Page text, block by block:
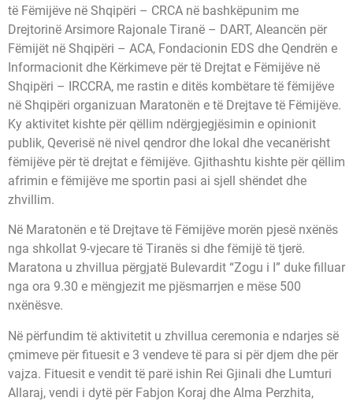
të Fëmijëve në Shqipëri – CRCA në bashkëpunim me
Drejtorinë Arsimore Rajonale Tiranë – DART, Aleancën për
Fëmijët në Shqipëri – ACA, Fondacionin EDS dhe Qendrën e
Informacionit dhe Kërkimeve për të Drejtat e Fëmijëve në
Shqipëri – IRCCRA, me rastin e ditës kombëtare të fëmijëve
në Shqipëri organizuan Maratonën e të Drejtave të Fëmijëve.
Ky aktivitet kishte për qëllim ndërgjegjësimin e opinionit
publik, Qeverisë në nivel qendror dhe lokal dhe vecanërisht
fëmijëve për të drejtat e fëmijëve. Gjithashtu kishte për qëllim
afrimin e fëmijëve me sportin pasi ai sjell shëndet dhe
zhvillim.
Në Maratonën e të Drejtave të Fëmijëve morën pjesë nxënës
nga shkollat 9-vjecare të Tiranës si dhe fëmijë të tjerë.
Maratona u zhvillua përgjatë Bulevardit “Zogu i I” duke filluar
nga ora 9.30 e mëngjezit me pjësmarrjen e mëse 500
nxënësve.
Në përfundim të aktivitetit u zhvillua ceremonia e ndarjes së
çmimeve për fituesit e 3 vendeve të para si për djem dhe për
vajza. Fituesit e vendit të parë ishin Rei Gjinali dhe Lumturi
Allaraj, vendi i dytë për Fabjon Koraj dhe Alma Perzhita,